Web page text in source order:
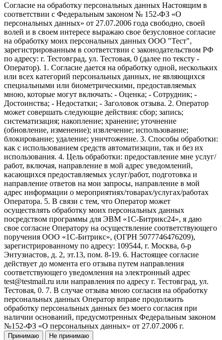
Согласие на обработку персональных данных Настоящим в
соответствии с Федеральным законом № 152-ФЗ «О
персональных данных» от 27.07.2006 года свободно, своей
волей и в своем интересе выражаю свое безусловное согласие
на обработку моих персональных данных ООО "Тест",
зарегистрированным в соответствии с законодательством РФ
по адресу: г. Тестовград, ул. Тестовая, 0 (далее по тексту -
Оператор). 1. Согласие дается на обработку одной, нескольких
или всех категорий персональных данных, не являющихся
специальными или биометрическими, предоставляемых
мною, которые могут включать: - Оценка; - Сотрудник; -
Достоинства; - Недостатки; - Заголовок отзыва. 2. Оператор
может совершать следующие действия: сбор; запись;
систематизация; накопление; хранение; уточнение
(обновление, изменение); извлечение; использование;
блокирование; удаление; уничтожение. 3. Способы обработки:
как с использованием средств автоматизации, так и без их
использования. 4. Цель обработки: предоставление мне услуг/
работ, включая, направление в мой адрес уведомлений,
касающихся предоставляемых услуг/работ, подготовка и
направление ответов на мои запросы, направление в мой
адрес информации о мероприятиях/товарах/услугах/работах
Оператора. 5. В связи с тем, что Оператор может
осуществлять обработку моих персональных данных
посредством программы для ЭВМ «1С-Битрикс24», я даю
свое согласие Оператору на осуществление соответствующего
поручения ООО «1С-Битрикс», (ОГРН 5077746476209),
зарегистрированному по адресу: 109544, г. Москва, б-р
Энтузиастов, д. 2, эт.13, пом. 8-19. 6. Настоящее согласие
действует до момента его отзыва путем направления
соответствующего уведомления на электронный адрес
test@testmail.ru или направления по адресу г. Тестовград, ул.
Тестовая, 0. 7. В случае отзыва мною согласия на обработку
персональных данных Оператор вправе продолжить
обработку персональных данных без моего согласия при
наличии оснований, предусмотренных Федеральным законом
№152-ФЗ «О персональных данных» от 27.07.2006 г.
Принимаю Не принимаю